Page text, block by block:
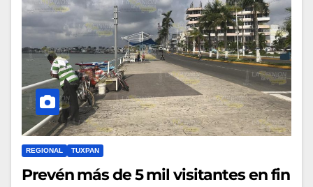
REGIONAL TUXPAN
Prevén más de 5 mil visitantes en fin